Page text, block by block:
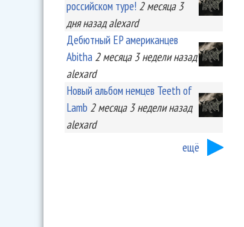
российском туре! 2 месяца 3
дняназад alexard
Дебютный EP американцев
Abitha 2 месяца 3 неделиназад
alexard
Новый альбом немцев Teeth of
Lamb 2 месяца 3 неделиназад
alexard
ещё